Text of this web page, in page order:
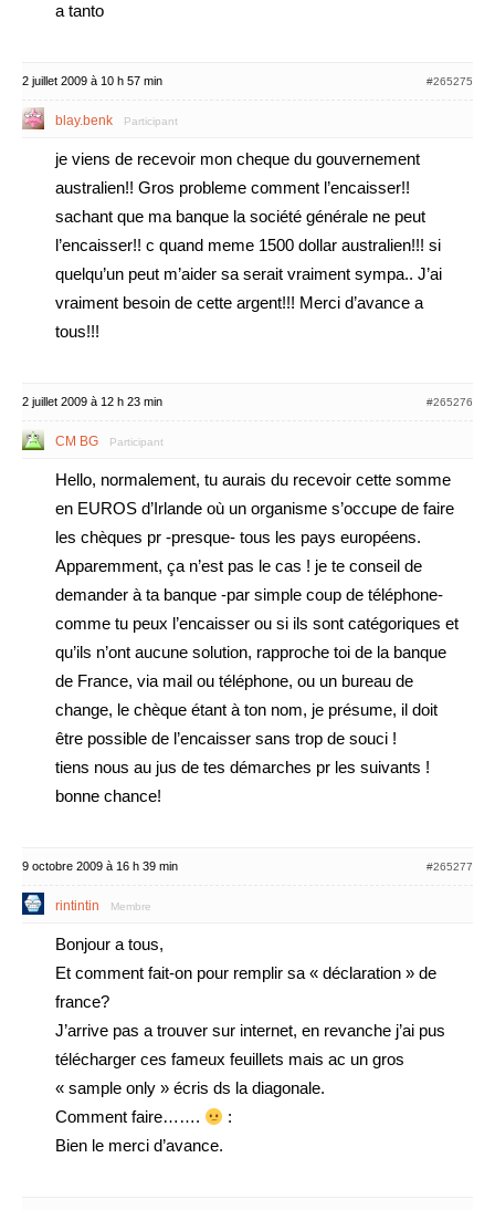
a tanto
2 juillet 2009 à 10 h 57 min #265275
blay.benk Participant
je viens de recevoir mon cheque du gouvernement
australien!! Gros probleme comment l’encaisser!!
sachant que ma banque la société générale ne peut
l’encaisser!! c quand meme 1500 dollar australien!!! si
quelqu’un peut m’aider sa serait vraiment sympa.. J’ai
vraiment besoin de cette argent!!! Merci d’avance a
tous!!!
2 juillet 2009 à 12 h 23 min #265276
CM BG Participant
Hello, normalement, tu aurais du recevoir cette somme
en EUROS d’Irlande où un organisme s’occupe de faire
les chèques pr -presque- tous les pays européens.
Apparemment, ça n’est pas le cas ! je te conseil de
demander à ta banque -par simple coup de téléphone-
comme tu peux l’encaisser ou si ils sont catégoriques et
qu’ils n’ont aucune solution, rapproche toi de la banque
de France, via mail ou téléphone, ou un bureau de
change, le chèque étant à ton nom, je présume, il doit
être possible de l’encaisser sans trop de souci !
tiens nous au jus de tes démarches pr les suivants !
bonne chance!
9 octobre 2009 à 16 h 39 min #265277
rintintin Membre
Bonjour a tous,
Et comment fait-on pour remplir sa « déclaration » de
france?
J’arrive pas a trouver sur internet, en revanche j’ai pus
télécharger ces fameux feuillets mais ac un gros
« sample only » écris ds la diagonale.
Comment faire…….
:
Bien le merci d’avance.